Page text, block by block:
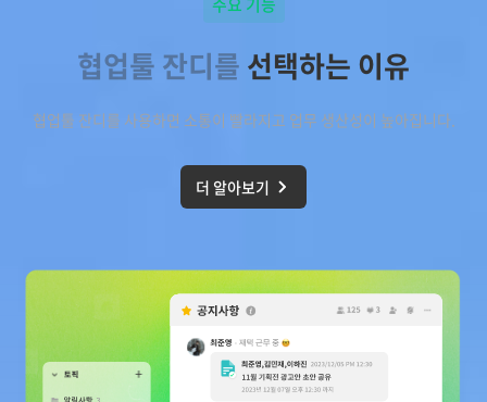
협업툴 잔디를 선택하는 이유
협업툴 잔디를 사용하면 소통이 빨라지고 업무 생산성이 높아집니다.
더 알아보기